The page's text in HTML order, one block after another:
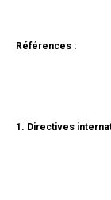
Références :
1. Directives